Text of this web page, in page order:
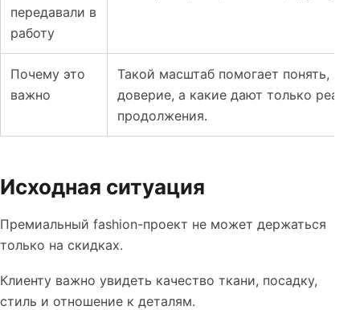
передавали в
работу
Почему это
важно
Такой масштаб помогает понять,
доверие, а какие дают только
продолжения.
Исходная ситуация
Премиальный fashion-проект не может держаться
только на скидках.
Клиенту важно увидеть качество ткани, посадку,
стиль и отношение к деталям.